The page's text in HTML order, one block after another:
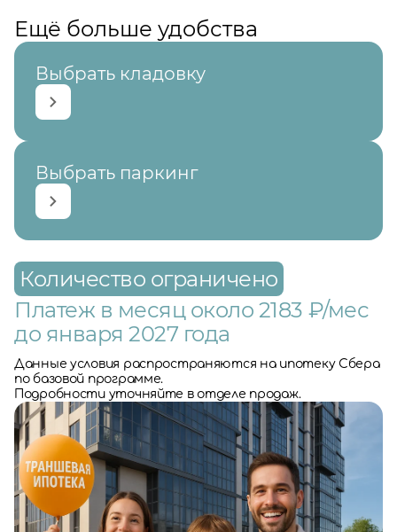
Ещё больше удобства
Выбрать кладовку
Выбрать паркинг
Количество ограничено
Платеж в месяц около 2183 ₽/мес
до января 2027 года
Данные условия распространяются на ипотеку Сбера
по базовой программе.
Подробности уточняйте в отделе продаж.